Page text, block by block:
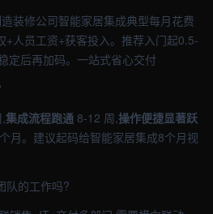
装修公司智能家居集成典型每月花费
人员工资+获客投入。推荐入门起0.5-
定后再加码。一站式省心交付
集成流程跑通 8-12 周,操作便捷显著跃
月。建议起码给智能家居集成8个月视
队的工作吗?